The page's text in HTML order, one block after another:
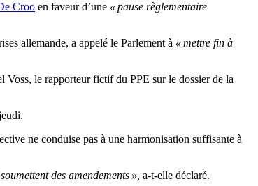
Croo en faveur d’une « pause règlementaire
allemande, a appelé le Parlement à « mettre fin à
le rapporteur fictif du PPE sur le dossier de la
ne conduise pas à une harmonisation suffisante à
des amendements », a-t-elle déclaré.